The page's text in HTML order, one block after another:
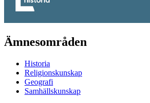
Ämnesområden
Historia
Religionskunskap
Geografi
Samhällskunskap